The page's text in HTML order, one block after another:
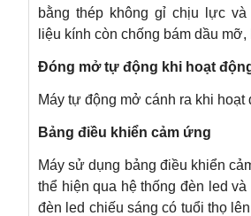
bằng thép không gỉ chịu lực
liệu kính còn chống bám dầu
Đóng mở tự động khi hoạt
Máy tự động mở cánh ra khi hoạt
Bảng điều khiển cảm ứng
Máy sử dụng bảng điều khiển
thể hiện qua hệ thống đèn led
đèn led chiếu sáng có tuổi thọ